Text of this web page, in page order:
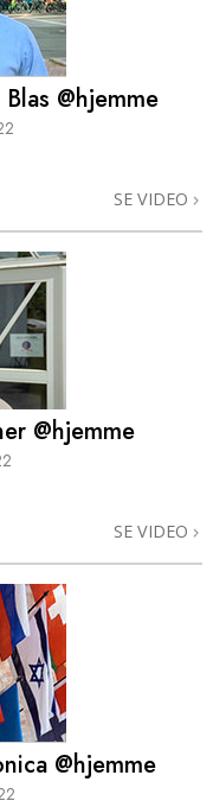
@hjemme
SE VIDEO
@hjemme
SE VIDEO
@hjemme